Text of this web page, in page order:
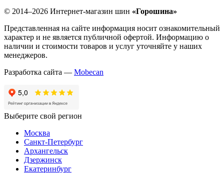
© 2014–2026 Интернет-магазин шин «Горошина»
Представленная на сайте информация носит ознакомительный
характер и не является публичной офертой. Информацию о
наличии и стоимости товаров и услуг уточняйте у наших
менеджеров.
Разработка сайта — Mobecan
Выберите свой регион
Москва
Санкт-Петербург
Архангельск
Дзержинск
Екатеринбург